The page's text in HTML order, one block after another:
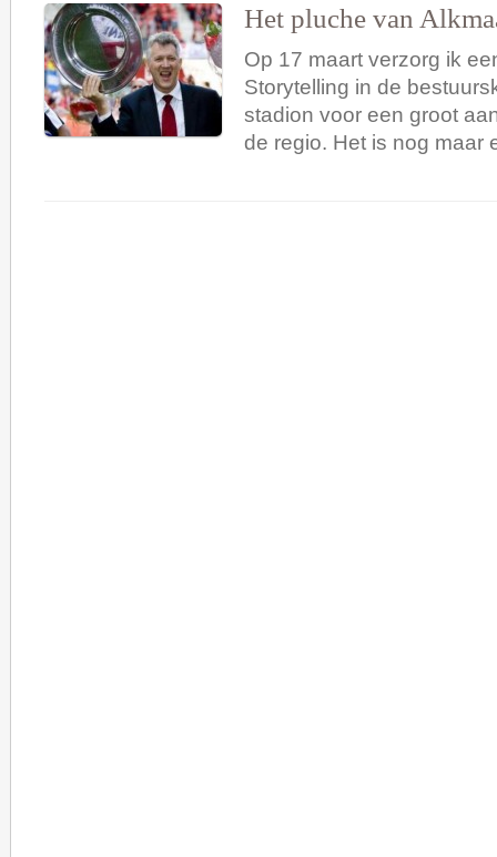
Het pluche van
Op 17 maart verzorg ik
Storytelling in de
stadion voor een groot
de regio. Het is nog